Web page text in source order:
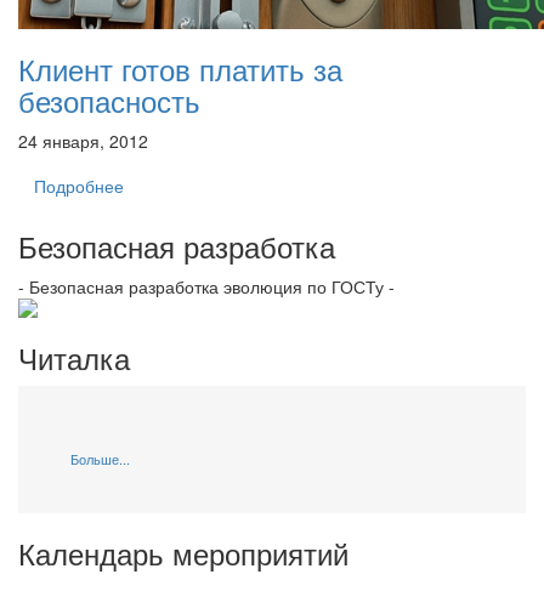
Клиент готов платить за
безопасность
24 января, 2012
Подробнее
Безопасная разработка
- Безопасная разработка эволюция по ГОСТу -
Читалка
Больше...
Календарь мероприятий